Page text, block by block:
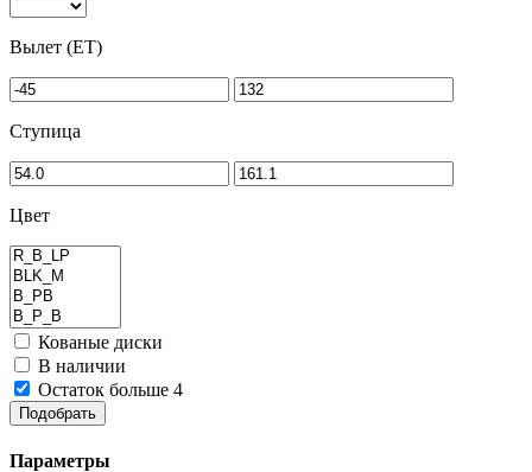
Вылет (ET)
Ступица
Цвет
Кованые диски
В наличии
Остаток больше 4
Подобрать
Параметры